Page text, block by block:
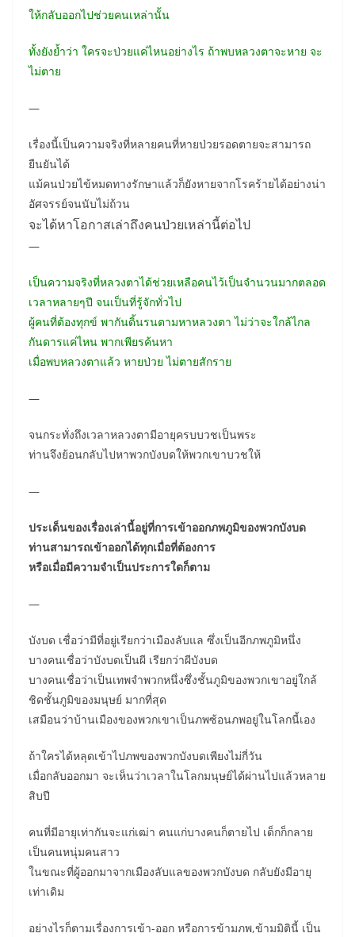
ให้กลับออกไปช่วยคนเหล่านั้น
ทั้งยังย้ำว่า ใครจะป่วยแค่ไหนอย่างไร ถ้าพบหลวงตาจะหาย จะ
ไม่ตาย
—
เรื่องนี้เป็นความจริงที่หลายคนที่หายป่วยรอดตายจะสามารถ
ยืนยันได้
แม้คนป่วยไข้หมดทางรักษาแล้วก็ยังหายจากโรคร้ายได้อย่างน่า
อัศจรรย์จนนับไม่ถ้วน
จะได้หาโอกาสเล่าถึงคนป่วยเหล่านี้ต่อไป
—
เป็นความจริงที่หลวงตาได้ช่วยเหลือคนไว้เป็นจำนวนมากตลอด
เวลาหลายๆปี จนเป็นที่รู้จักทั่วไป
ผู้คนที่ต้องทุกข์ พากันดิ้นรนตามหาหลวงตา ไม่ว่าจะใกล้ไกล
กันดารแค่ไหน พากเพียรค้นหา
เมื่อพบหลวงตาแล้ว หายป่วย ไม่ตายสักราย
—
จนกระทั่งถึงเวลาหลวงตามีอายุครบบวชเป็นพระ
ท่านจึงย้อนกลับไปหาพวกบังบดให้พวกเขาบวชให้
—
ประเด็นของเรื่องเล่านี้อยู่ที่การเข้าออกภพภูมิของพวกบังบด
ท่านสามารถเข้าออกได้ทุกเมื่อที่ต้องการ
หรือเมื่อมีความจำเป็นประการใดก็ตาม
—
บังบด เชื่อว่ามีที่อยู่เรียกว่าเมืองลับแล ซึ่งเป็นอีกภพภูมิหนึ่ง
บางคนเชื่อว่าบังบดเป็นผี เรียกว่าผีบังบด
บางคนเชื่อว่าเป็นเทพจำพวกหนึ่งซึ่งชั้นภูมิของพวกเขาอยู่ใกล้
ชิดชั้นภูมิของมนุษย์ มากที่สุด
เสมือนว่าบ้านเมืองของพวกเขาเป็นภพซ้อนภพอยู่ในโลกนี้เอง
ถ้าใครได้หลุดเข้าไปภพของพวกบังบดเพียงไม่กี่วัน
เมื่อกลับออกมา จะเห็นว่าเวลาในโลกมนุษย์ได้ผ่านไปแล้วหลาย
สิบปี
คนที่มีอายุเท่ากันจะแก่เฒ่า คนแก่บางคนก็ตายไป เด็กก็กลาย
เป็นคนหนุ่มคนสาว
ในขณะที่ผู้ออกมาจากเมืองลับแลของพวกบังบด กลับยังมีอายุ
เท่าเดิม
อย่างไรก็ตามเรื่องการเข้า-ออก หรือการข้ามภพ,ข้ามมิตินี้ เป็น